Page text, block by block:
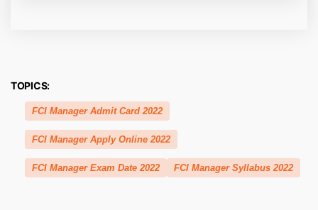
TOPICS:
FCI Manager Admit Card 2022
FCI Manager Apply Online 2022
FCI Manager Exam Date 2022 FCI Manager Syllabus 2022